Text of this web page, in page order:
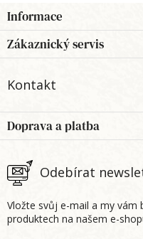
á
p
a
Informace
Zákaznický servis
Kontakt
Odebírat
Vložte svůj e-mail a my vám
produktech na našem e-
Doprava a platba